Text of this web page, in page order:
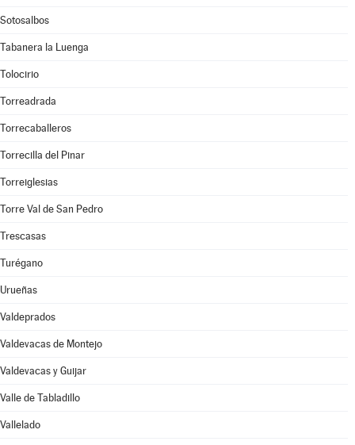
Sotosalbos
Tabanera la Luenga
Tolocirio
Torreadrada
Torrecaballeros
Torrecilla del Pinar
Torreiglesias
Torre Val de San Pedro
Trescasas
Turégano
Urueñas
Valdeprados
Valdevacas de Montejo
Valdevacas y Guijar
Valle de Tabladillo
Vallelado